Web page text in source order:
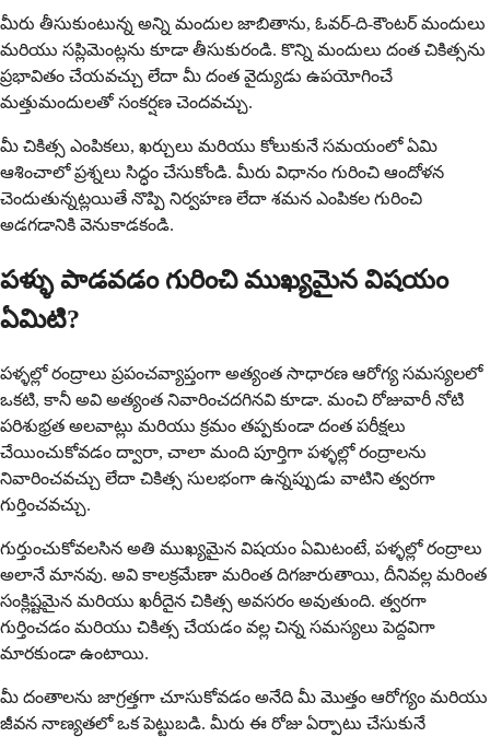
మీరు తీసుకుంటున్న అన్ని మందుల జాబితాను, ఓవర్-ది-కౌంటర్ మందులు
మరియు సప్లిమెంట్లను కూడా తీసుకురండి. కొన్ని మందులు దంత చికిత్సను
ప్రభావితం చేయవచ్చు లేదా మీ దంత వైద్యుడు ఉపయోగించే
మత్తుమందులతో సంకర్షణ చెందవచ్చు.
మీ చికిత్స ఎంపికలు, ఖర్చులు మరియు కోలుకునే సమయంలో ఏమి
ఆశించాలో ప్రశ్నలు సిద్ధం చేసుకోండి. మీరు విధానం గురించి ఆందోళన
చెందుతున్నట్లయితే నొప్పి నిర్వహణ లేదా శమన ఎంపికల గురించి
అడగడానికి వెనుకాడకండి.
పళ్ళు పాడవడం గురించి ముఖ్యమైన విషయం
ఏమిటి?
పళ్ళల్లో రంద్రాలు ప్రపంచవ్యాప్తంగా అత్యంత సాధారణ ఆరోగ్య సమస్యలలో
ఒకటి, కానీ అవి అత్యంత నివారించదగినవి కూడా. మంచి రోజువారీ నోటి
పరిశుభ్రత అలవాట్లు మరియు క్రమం తప్పకుండా దంత పరీక్షలు
చేయించుకోవడం ద్వారా, చాలా మంది పూర్తిగా పళ్ళల్లో రంద్రాలను
నివారించవచ్చు లేదా చికిత్స సులభంగా ఉన్నప్పుడు వాటిని త్వరగా
గుర్తించవచ్చు.
గుర్తుంచుకోవలసిన అతి ముఖ్యమైన విషయం ఏమిటంటే, పళ్ళల్లో రంద్రాలు
అలానే మానవు. అవి కాలక్రమేణా మరింత దిగజారుతాయి, దీనివల్ల మరింత
సంక్లిష్టమైన మరియు ఖరీదైన చికిత్స అవసరం అవుతుంది. త్వరగా
గుర్తించడం మరియు చికిత్స చేయడం వల్ల చిన్న సమస్యలు పెద్దవిగా
మారకుండా ఉంటాయి.
మీ దంతాలను జాగ్రత్తగా చూసుకోవడం అనేది మీ మొత్తం ఆరోగ్యం మరియు
జీవన నాణ్యతలో ఒక పెట్టుబడి. మీరు ఈ రోజు ఏర్పాటు చేసుకునే